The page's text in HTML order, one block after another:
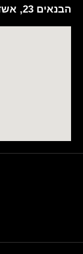
הבנאים 23, אשדוד